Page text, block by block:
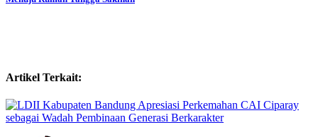
Artikel Terkait: